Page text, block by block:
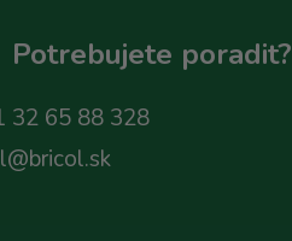
Potrebujete poradit?
32 65 88 328